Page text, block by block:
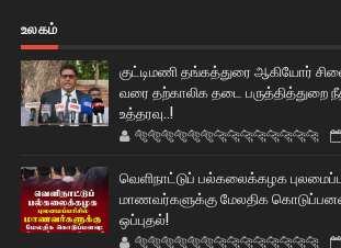
உலகம்
குட்டிமணி தங்கத்துரை ஆகியோர்
வரை தற்காலிக தடை பருத்தித்துறை
உத்தரவு..!
🐅🐅🐅🐅🐅🐅🐆🐆🐆🐆🐆🐆🐆🐆
வெளிநாட்டுப் பல்கலைக்கழக
மாணவர்களுக்கு மேலதிக
ஒப்புதல்!
🐅🐅🐅🐅🐅🐅🐆🐆🐆🐆🐆🐆🐆🐆